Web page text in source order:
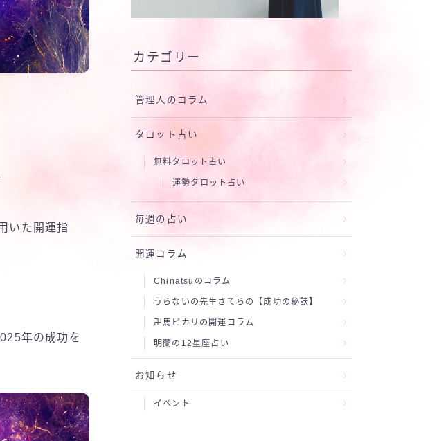
いた開運指
年の成功を
カテゴリー
管理人のコラム
タロット占い
無料タロット占い
運勢タロット占い
毎週の占い
開運コラム
Chinatsuのコラム
うらないの先生さてらの【成功の秘訣】
卍馬ピカリの開運コラム
明蘭の12星座占い
お知らせ
イベント